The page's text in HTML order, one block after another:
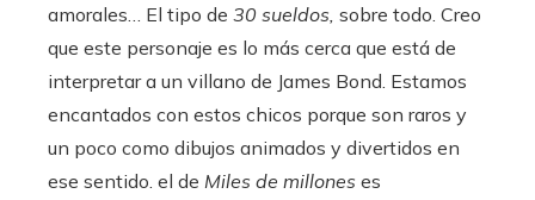
amorales… El tipo de 30 sueldos, sobre todo. Creo
que este personaje es lo más cerca que está de
interpretar a un villano de James Bond. Estamos
encantados con estos chicos porque son raros y
un poco como dibujos animados y divertidos en
ese sentido. el de Miles de millones es